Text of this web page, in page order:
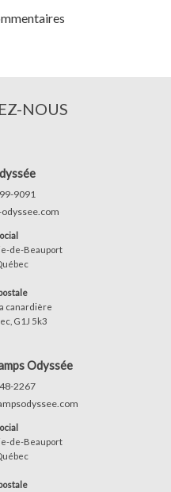
NOUS
9091
de-Beauport
canardière
G1J 5k3
Odyssée
2267
de-Beauport